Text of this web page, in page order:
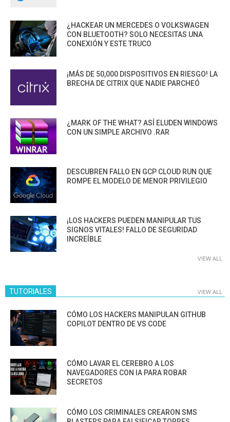
¿HACKEAR UN MERCEDES O VOLKSWAGEN
CON BLUETOOTH? SOLO NECESITAS UNA
CONEXIÓN Y ESTE TRUCO
¡MÁS DE 50,000 DISPOSITIVOS EN RIESGO! LA
BRECHA DE CITRIX QUE NADIE PARCHEÓ
¿MARK OF THE WHAT? ASÍ ELUDEN WINDOWS
CON UN SIMPLE ARCHIVO .RAR
DESCUBREN FALLO EN GCP CLOUD RUN QUE
ROMPE EL MODELO DE MENOR PRIVILEGIO
¡LOS HACKERS PUEDEN MANIPULAR TUS
SIGNOS VITALES! FALLO DE SEGURIDAD
INCREÍBLE
VIEW ALL
TUTORIALES VIEW ALL
CÓMO LOS HACKERS MANIPULAN GITHUB
COPILOT DENTRO DE VS CODE
CÓMO LAVAR EL CEREBRO A LOS
NAVEGADORES CON IA PARA ROBAR
SECRETOS
CÓMO LOS CRIMINALES CREARON SMS